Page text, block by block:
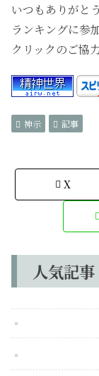
いつもありがと
ランキングに参
クリックのご協
神示 記事
X
人気記事